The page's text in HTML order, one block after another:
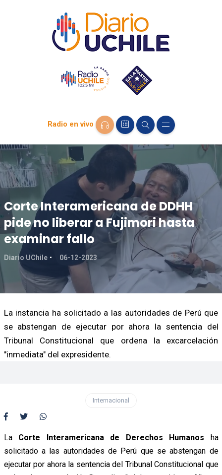
Radio en vivo
Corte Interamericana de DDHH
pide no liberar a Fujimori hasta
examinar fallo
Diario UChile 06-12-2023
La instancia ha solicitado a las autoridades de Perú que
se abstengan de ejecutar por ahora la sentencia del
Tribunal Constitucional que ordena la excarcelación
"inmediata" del expresidente.
Internacional
La Corte Interamericana de Derechos Humanos ha
solicitado a las autoridades de Perú que se abstengan de
ejecutar por ahora la sentencia del Tribunal Constitucional que